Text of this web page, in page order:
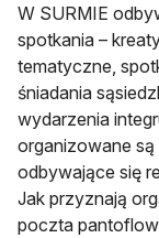
W SURMIE
spotkania –
tematyczne,
śniadania
wydarzenia
organizowane
odbywające się
Jak przyznają
poczta